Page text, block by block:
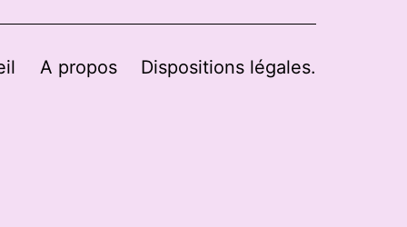
A propos Dispositions légales.